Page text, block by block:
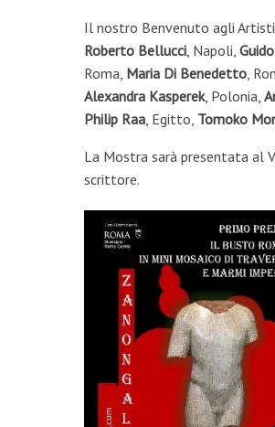
Il nostro Benvenuto agli
Roberto Bellucci, Napoli,
Roma, Maria Di Benedetto,
Alexandra Kasperek, Polonia,
Philip Raa, Egitto, Tomoko
La Mostra sarà presentata al
scrittore.